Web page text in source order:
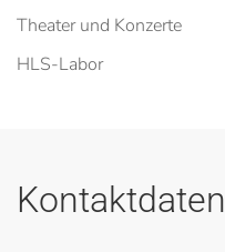
Theater und Konzerte
HLS-Labor
Kontaktdaten